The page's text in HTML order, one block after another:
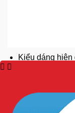
Kiểu dáng
Chất liệu da
thời gian dài